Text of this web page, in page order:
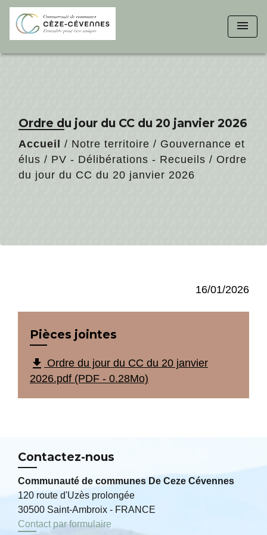
menu
Ordre du jour du CC du 20 janvier 2026
Accueil / Notre territoire / Gouvernance et
élus / PV - Délibérations - Recueils / Ordre
du jour du CC du 20 janvier 2026
16/01/2026
Pièces jointes
file_download Ordre du jour du CC du 20 janvier
2026.pdf (PDF - 0.28Mo)
Contactez-nous
Communauté de communes De Ceze Cévennes
120 route d'Uzès prolongée
30500 Saint-Ambroix - FRANCE
Contact par formulaire